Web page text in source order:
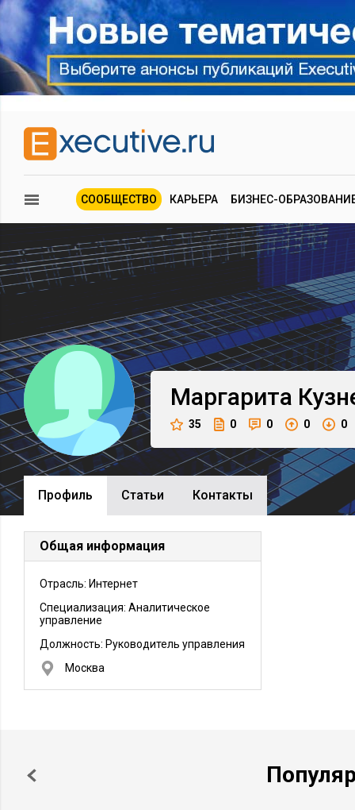
СООБЩЕСТВО КАРЬЕРА БИЗНЕС-
Маргарита
35 0 0 0 0
Профиль Cтатьи Контакты
Общая информация
Отрасль: Интернет
Специализация: Аналитическое
управление
Должность: Руководитель управления
Москва